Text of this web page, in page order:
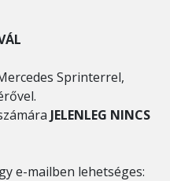
Sprinterrel,
JELENLEG NINCS
e-mailben lehetséges: